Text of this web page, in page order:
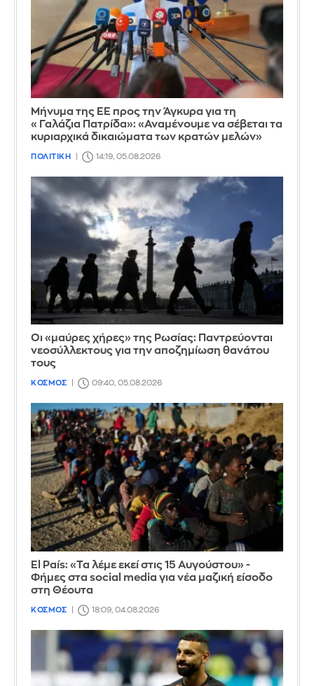
Μήνυμα της ΕΕ προς την Άγκυρα για τη
«Γαλάζια Πατρίδα»: «Αναμένουμε να σέβεται τα
κυριαρχικά δικαιώματα των κρατών μελών»
ΠΟΛΙΤΙΚΗ 14:19, 05.08.2026
Οι «μαύρες χήρες» της Ρωσίας: Παντρεύονται
νεοσύλλεκτους για την αποζημίωση θανάτου
τους
ΚΟΣΜΟΣ 09:40, 05.08.2026
El País: «Τα λέμε εκεί στις 15 Αυγούστου» -
Φήμες στα social media για νέα μαζική είσοδο
στη Θέουτα
ΚΟΣΜΟΣ 18:09, 04.08.2026